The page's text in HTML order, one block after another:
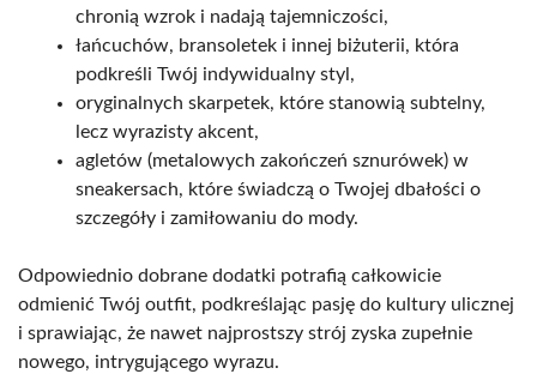
chronią wzrok i nadają tajemniczości,
łańcuchów, bransoletek i innej biżuterii, która
podkreśli Twój indywidualny styl,
oryginalnych skarpetek, które stanowią subtelny,
lecz wyrazisty akcent,
agletów (metalowych zakończeń sznurówek) w
sneakersach, które świadczą o Twojej dbałości o
szczegóły i zamiłowaniu do mody.
Odpowiednio dobrane dodatki potrafią całkowicie
odmienić Twój outfit, podkreślając pasję do kultury ulicznej
i sprawiając, że nawet najprostszy strój zyska zupełnie
nowego, intrygującego wyrazu.